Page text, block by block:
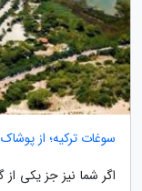
سوغات ترکیه؛ از پوشاک
اگر شما نیز جز یکی از